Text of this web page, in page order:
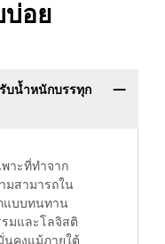
อย
บน้ำหนักบรรทุก
าะที่ทำจาก
มสามารถใน
แบบทนทาน
มและโลจิสติ
นคงแม้ภายใต้